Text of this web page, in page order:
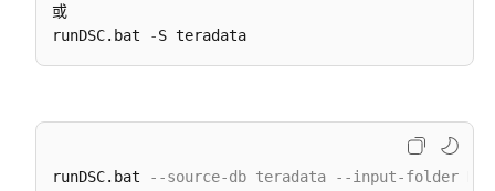
任
担
云
务
或
runDSC.bat
-
runDSC.bat --source-db teradata --input-folder